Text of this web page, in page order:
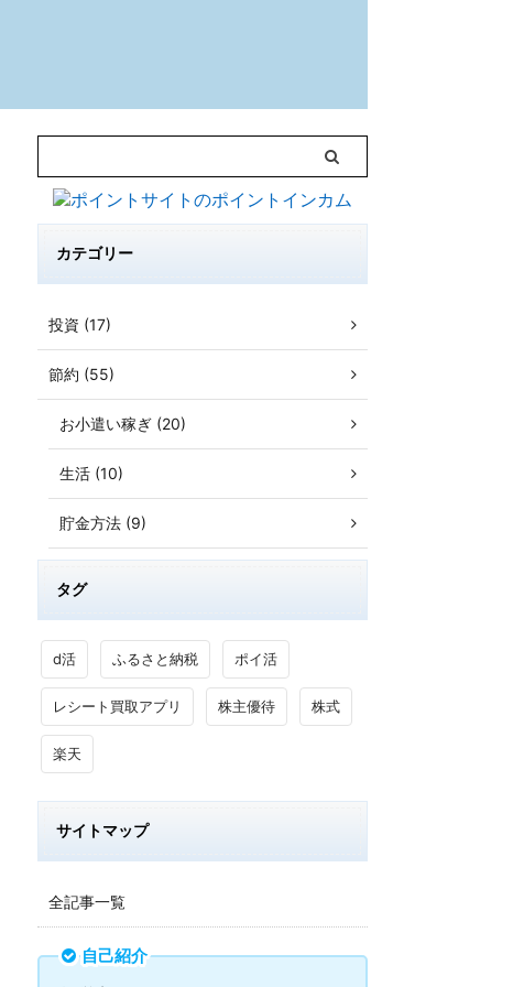
カテゴリー
投資 (17)
節約 (55)
お小遣い稼ぎ (20)
生活 (10)
貯金方法 (9)
タグ
d活 ふるさと納税 ポイ活
レシート買取アプリ 株主優待 株式
楽天
サイトマップ
全記事一覧
自己紹介